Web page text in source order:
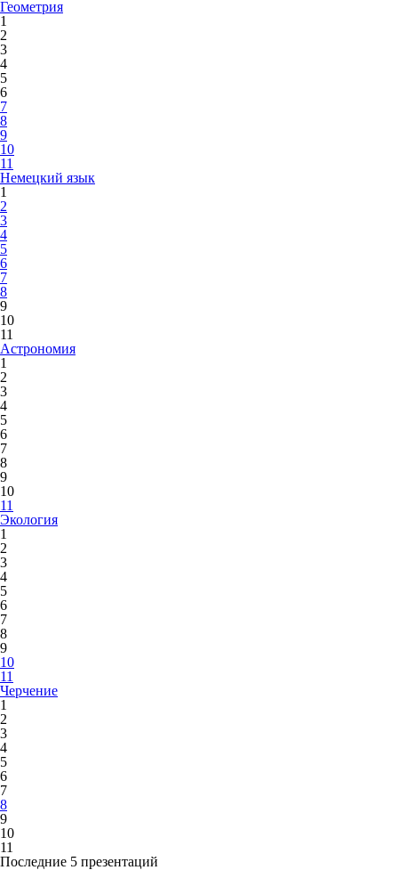
Геометрия
1
2
3
4
5
6
7
8
9
10
11
Немецкий язык
1
2
3
4
5
6
7
8
9
10
11
Астрономия
1
2
3
4
5
6
7
8
9
10
11
Экология
1
2
3
4
5
6
7
8
9
10
11
Черчение
1
2
3
4
5
6
7
8
9
10
11
Последние 5 презентаций